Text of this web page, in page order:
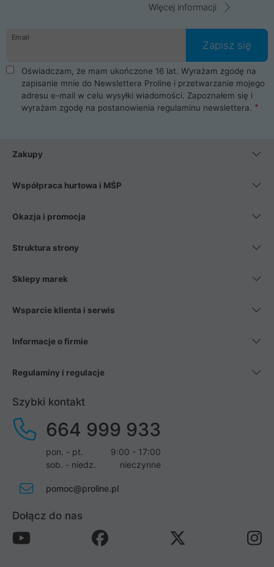
komunikacja ze sklepem komputerowym ProLine jest
danych osobowych. Dlatego zakup notebooka albo laptopa w
ProLine to czysta przyjemność i pełne bezpieczeństwo.
Zaopatrzysz się u nas w akcesoria i części komputerowe
takie jak procesory, karty graficzne, płyty główne, pamięci,
dyski SSD, M.2 oraz HDD. Nasi pracownicy pomogą Ci wybrać
najlepszy zasilacz komputerowy oraz obudowę do komputera.
Poza komputerami mamy również najlepsze na rynku
Smartfony takich producentów jak Xiaomi, Apple, Samsung i
wentylatory. Na koniec mając już to wszystko, możesz
Więcej informacji
Email
Zapisz się
Oświadczam, że mam ukończone 16 lat. Wyrażam zgodę na
zapisanie mnie do Newslettera Proline i przetwarzanie mojego
adresu e-mail w celu wysyłki wiadomości. Zapoznałem się i
wyrażam zgodę na postanowienia regulaminu newslettera.
Zakupy
Współpraca hurtowa i MŚP
Okazja i promocja
Struktura strony
Sklepy marek
Wsparcie klienta i serwis
Informacje o firmie
Regulaminy i regulacje
Szybki kontakt
664 999 933
pon. - pt.
9:00 - 17:00
sob. - niedz.
nieczynne
pomoc@proline.pl
Dołącz do nas